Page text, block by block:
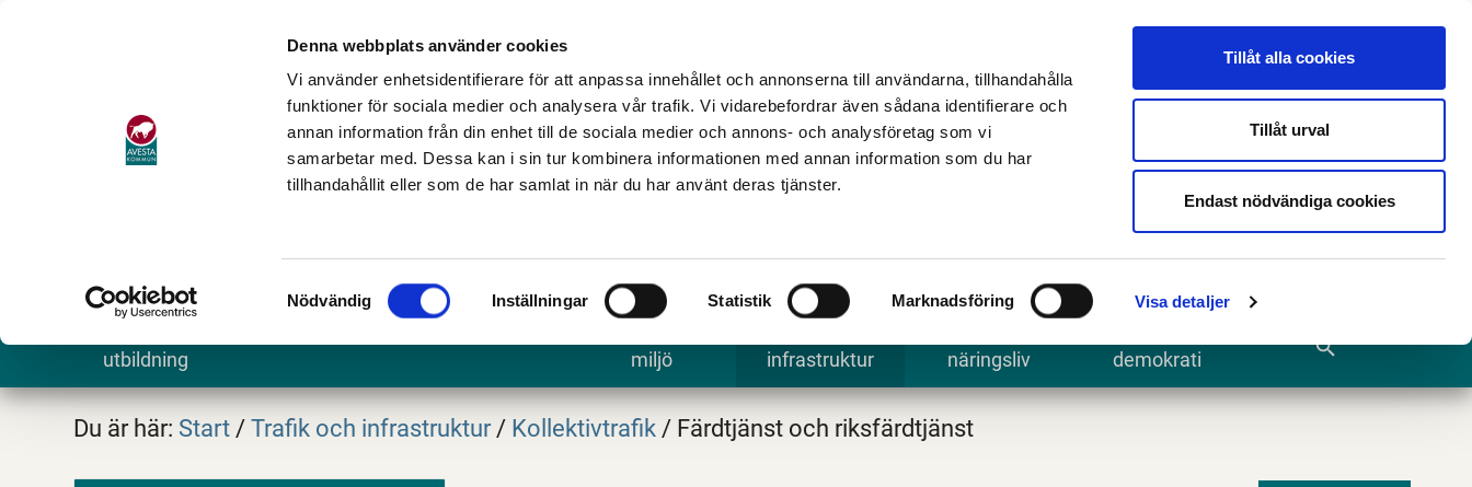
Denna webbplats använder cookies
Vi använder enhetsidentifierare för att anpassa innehållet och annonserna till användarna, tillhandahålla
funktioner för sociala medier och analysera vår trafik. Vi vidarebefordrar även sådana identifierare och
annan information från din enhet till de sociala medier och annons- och analysföretag som vi
samarbetar med. Dessa kan i sin tur kombinera informationen med annan information som du har
tillhandahållit eller som de har samlat in när du har använt deras tjänster.
Samtyckesval
Nödvändig Inställningar Statistik Marknadsföring Visa detaljer
Tillåt alla cookies
Tillåt urval
Endast nödvändiga cookies
E-tjänster och blanketter Translate
Sök
utbildning
miljö
infrastruktur
näringsliv
demokrati
search
Du är här: Start / Trafik och infrastruktur / Kollektivtrafik / Färdtjänst och riksfärdtjänst